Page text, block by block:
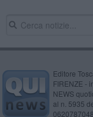
Editore
FIRENZE -
NEWS
al n. 5935
0620787048